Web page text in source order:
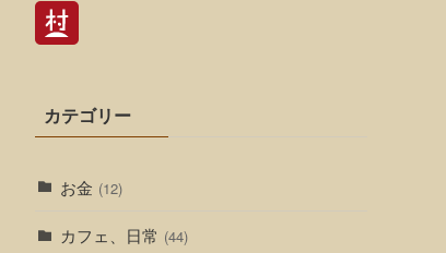
カテゴリー
お金 (12)
カフェ、日常 (44)